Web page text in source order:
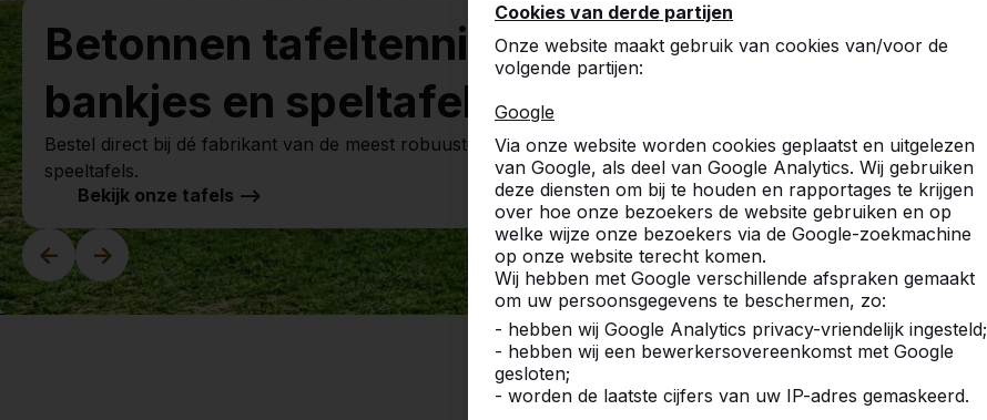
Cookies van derde partijen
Onze website maakt gebruik van cookies van/voor de
volgende partijen:
Google
Via onze website worden cookies geplaatst en uitgelezen
van Google, als deel van Google Analytics. Wij gebruiken
deze diensten om bij te houden en rapportages te krijgen
over hoe onze bezoekers de website gebruiken en op
welke wijze onze bezoekers via de Google-zoekmachine
op onze website terecht komen.
Wij hebben met Google verschillende afspraken gemaakt
om uw persoonsgegevens te beschermen, zo:
- hebben wij Google Analytics privacy-vriendelijk ingesteld;
- hebben wij een bewerkersovereenkomst met Google
gesloten;
- worden de laatste cijfers van uw IP-adres gemaskeerd.
<- ->
Betonnen tafeltennistafels,
bankjes en speltafels.
Bestel direct bij dé fabrikant van de meest robuuste spel- en
speeltafels.
Bekijk onze tafels -->